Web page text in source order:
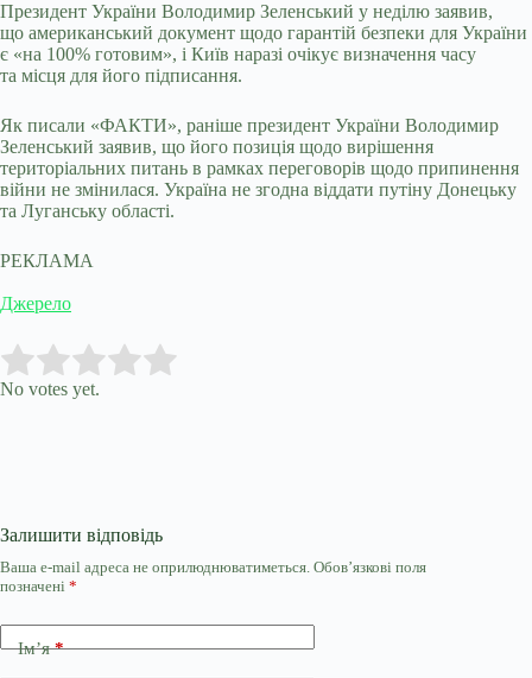
Президент України Володимир Зеленський у неділю заявив,
що американський документ щодо гарантій безпеки для України
є «на 100% готовим», і Київ наразі очікує визначення часу
та місця для його підписання.
Як писали «ФАКТИ», раніше президент України Володимир
Зеленський заявив, що його позиція щодо вирішення
територіальних питань в рамках переговорів щодо припинення
війни не змінилася. Україна не згодна віддати путіну Донецьку
та Луганську області.
РЕКЛАМА
Джерело
Rate this item:
No votes yet.
Залишити відповідь
Ваша e-mail адреса не оприлюднюватиметься. Обов’язкові поля
позначені *
Ім’я*